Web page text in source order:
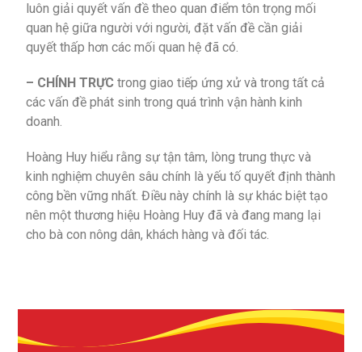
luôn giải quyết vấn đề theo quan điểm tôn trọng mối
quan hệ giữa người với người, đặt vấn đề cần giải
quyết thấp hơn các mối quan hệ đã có.
– CHÍNH TRỰCtrong giao tiếp ứng xử và trong tất cả
các vấn đề phát sinh trong quá trình vận hành kinh
doanh.
Hoàng Huy hiểu rằng sự tận tâm, lòng trung thực và
kinh nghiệm chuyên sâu chính là yếu tố quyết định thành
công bền vững nhất. Điều này chính là sự khác biệt tạo
nên một thương hiệu Hoàng Huy đã và đang mang lại
cho bà con nông dân, khách hàng và đối tác.